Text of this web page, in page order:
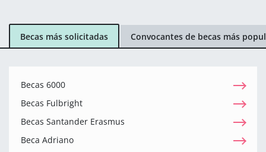
Becas más solicitadas Convocantes de becas más
Becas 6000
Becas Fulbright
Becas Santander Erasmus
Beca Adriano